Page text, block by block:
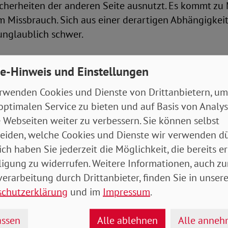
der anderen Seite ausnutzt. Es kommt
Missbrauch. Sich aus einer derartigen
schwer.
wird es, wenn dringend benötigte Unterstützung
vor, dass Betroffene nicht ernst genommen
müssen. Nicht selten, so Sandra Günther, werde
„Komm, probier‘s doch noch mal!“ oder:
Probleme.“
–ein Segen oder ein Fluch?
relativiert, macht es sich einfach. Denn dann
wie Trennung oder Scheidung
zum Scheitern verurteilt. Nur zu gern würden
die oftmals Jahrzehnte verheiratet blieben.
Hinweis und Einstellungen
Cookies und Dienste von Drittanbietern,
Service zu bieten und auf Basis von
Webseiten weiter zu verbessern. Sie können selbst
welche Cookies und Dienste wir verwenden
haben Sie jederzeit die Möglichkeit, die bereits
zu widerrufen. Weitere Informationen, auch
durch Drittanbieter, finden Sie in
und im Impressum.
Alle ablehnen Alle